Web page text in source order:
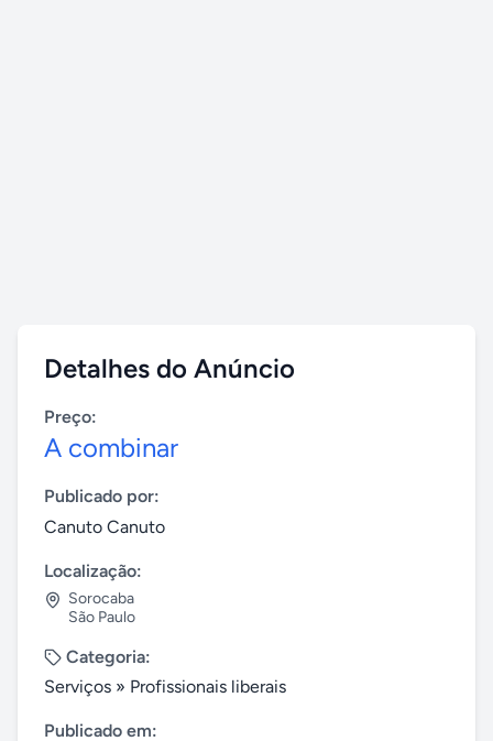
Detalhes do Anúncio
Preço:
A combinar
Publicado por:
Canuto Canuto
Localização:
Sorocaba
São Paulo
Categoria:
Serviços » Profissionais liberais
Publicado em: